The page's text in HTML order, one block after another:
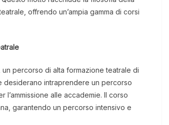
offrendo un’ampia gamma di corsi
un percorso di alta formazione teatrale di
desiderano intraprendere un percorso
alle accademie. Il corso
garantendo un percorso intensivo e